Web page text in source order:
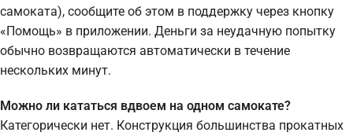
самоката), сообщите об этом в поддержку через кнопку
«Помощь» в приложении. Деньги за неудачную попытку
обычно возвращаются автоматически в течение
нескольких минут.
Можно ли кататься вдвоем на одном самокате?
Категорически нет. Конструкция большинства прокатных